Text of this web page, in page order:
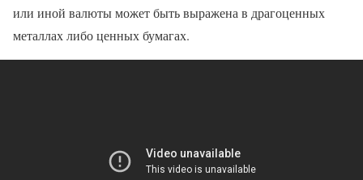
или иной валюты может быть выражена в драгоценных
металлах либо ценных бумагах.